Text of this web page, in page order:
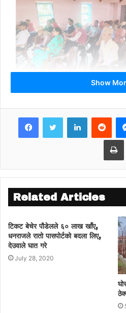
तनहूँ
वी.पी विचार राष्ट्रिय
सभापतित्वमा २०८० श्रावण ६
सिद्धान्तबारे छलफल गरी वी.पी
। छलफलमा बरिष्ट अधिवक्ता
विदुरकेशरी न्यौपाने,
दमौली एफ .एम का
खनाल लगाएत वक्ताहरुले भाग
Show
LinkedIn
Related Articles
टिकट बेचेर पौडेलले ६० लाख खाँए,
धनराजले रातो पासपोर्टको बदला लिए,
देउवाले घात गरे
July 28, 2020